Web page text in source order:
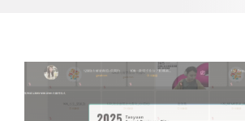
活動